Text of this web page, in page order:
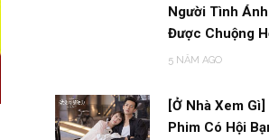
Người Tình
Được Chuộng
5 NĂM AGO
[Ở Nhà Xem
Phim Có Hội